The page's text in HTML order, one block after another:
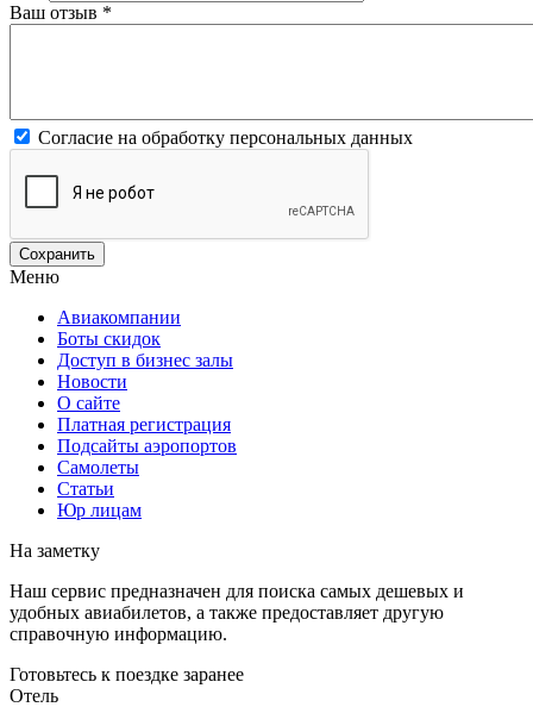
Ваш отзыв *
Согласие на обработку персональных данных
Меню
Авиакомпании
Боты скидок
Доступ в бизнес залы
Новости
О сайте
Платная регистрация
Подсайты аэропортов
Самолеты
Статьи
Юр лицам
На заметку
Наш сервис предназначен для поиска самых дешевых и
удобных авиабилетов, а также предоставляет другую
справочную информацию.
Готовьтесь к поездке заранее
Отель